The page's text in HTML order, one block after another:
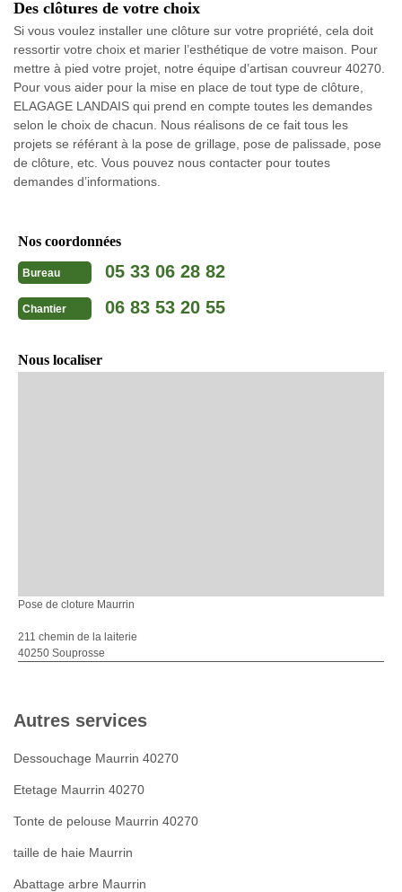
Des clôtures de votre choix
Si vous voulez installer une clôture sur votre propriété, cela doit
ressortir votre choix et marier l’esthétique de votre maison. Pour
mettre à pied votre projet, notre équipe d’artisan couvreur 40270.
Pour vous aider pour la mise en place de tout type de clôture,
ELAGAGE LANDAIS qui prend en compte toutes les demandes
selon le choix de chacun. Nous réalisons de ce fait tous les
projets se référant à la pose de grillage, pose de palissade, pose
de clôture, etc. Vous pouvez nous contacter pour toutes
demandes d’informations.
Nos coordonnées
Bureau 05 33 06 28 82
Chantier 06 83 53 20 55
Nous localiser
Pose de cloture Maurrin
211 chemin de la laiterie
40250 Souprosse
Autres services
Dessouchage Maurrin 40270
Etetage Maurrin 40270
Tonte de pelouse Maurrin 40270
taille de haie Maurrin
Abattage arbre Maurrin